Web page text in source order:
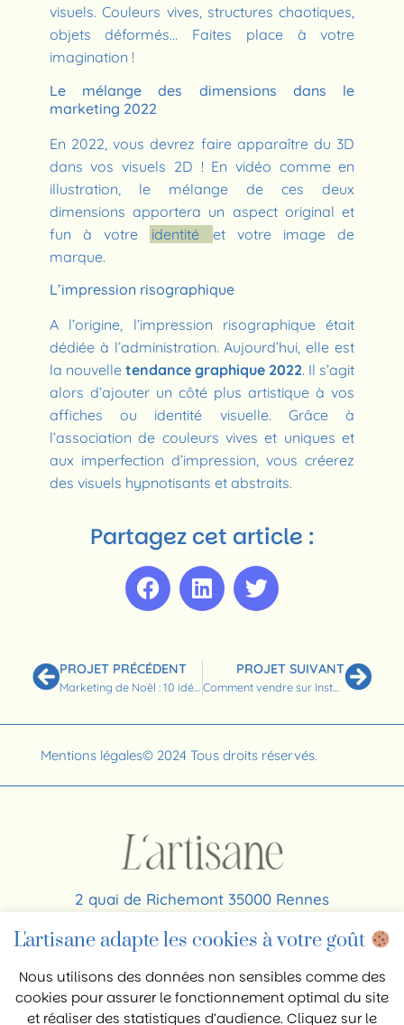
visuels. Couleurs vives, structures chaotiques,
objets déformés… Faites place à votre
imagination !
Le mélange des dimensions dans le
marketing 2022
En 2022, vous devrez faire apparaître du 3D
dans vos visuels 2D ! En vidéo comme en
illustration, le mélange de ces deux
dimensions apportera un aspect original et
fun à votre
identité et votre image de
marque.
L’impression risographique
A l’origine, l’impression risographique était
dédiée à l’administration. Aujourd’hui, elle est
la nouvelle tendance graphique 2022. Il s’agit
alors d’ajouter un côté plus artistique à vos
affiches ou identité visuelle. Grâce à
l’association de couleurs vives et uniques et
aux imperfection d’impression, vous créerez
des visuels hypnotisants et abstraits.
Partagez cet article :
PROJET PRÉCÉDENT
Marketing de Noël : 10 idées pour votre communication
PROJET SUIVANT
Comment vendre sur Instagram ?
Mentions légales© 2024 Tous droits réservés.
2 quai de Richemont 35000 Rennes
contact@agence-lartisane.com
L'artisane adapte les cookies à votre goût
Nous utilisons des données non sensibles comme des
cookies pour assurer le fonctionnement optimal du site
et réaliser des statistiques d’audience. Cliquez sur le